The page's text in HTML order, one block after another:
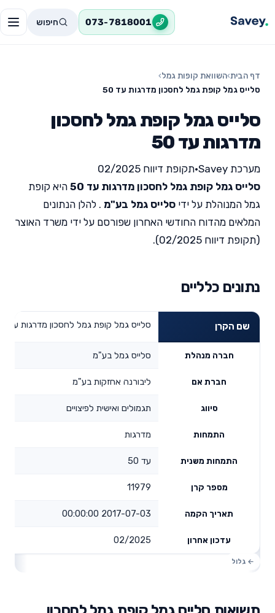
073-7818001 חיפוש
דף הבית›השוואת קופות גמל›
סלייס גמל קופת גמל לחסכון מדרגות עד 50
סלייס גמל קופת גמל לחסכון
מדרגות עד 50
מערכת Savey •תקופת דיווח 02/2025
סלייס גמל קופת גמל לחסכון מדרגות עד 50
היא קופת
גמל המנוהלת על ידי סלייס גמל בע"מ . להלן הנתונים
המלאים מהדוח החודשי האחרון שפורסם על ידי משרד האוצר
(תקופת דיווח 02/2025).
נתונים כלליים
שם הקרן סלייס גמל קופת גמל לחסכון מדרגות עד 50
חברה מנהלת סלייס גמל בע"מ
חברת אם ליבורנה אחזקות בע"מ
סיווג תגמולים ואישית לפיצויים
התמחות מדרגות
התמחות משנית עד 50
מספר קרן 11979
תאריך הקמה 2017-07-03 00:00:00
עדכון אחרון 02/2025